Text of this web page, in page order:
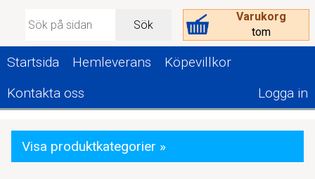
Varukorg
tom
Sök
Startsida Hemleverans
Köpevillkor
Kontakta oss
Logga in
Visa produktkategorier »